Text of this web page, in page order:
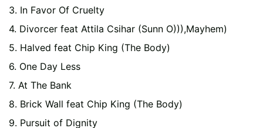
3. In Favor Of Cruelty
4. Divorcer feat Attila Csihar (Sunn O))),Mayhem)
5. Halved feat Chip King (The Body)
6. One Day Less
7. At The Bank
8. Brick Wall feat Chip King (The Body)
9. Pursuit of Dignity